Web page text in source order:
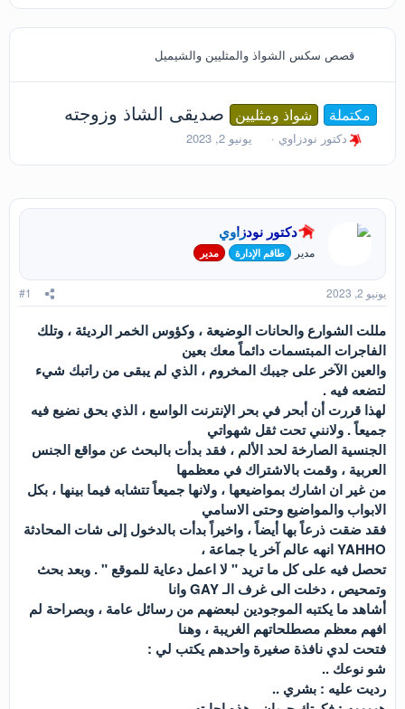
قصص سكس الشواذ والمثليين والشيميل
مكتملة شواذ ومثليين صديقى الشاذ وزوجته
ب
د
ا
م
و
ع
دكتور نودزاوي
ت
ر
خ
ل
ب
د
ء
يونيو 2, 2023
دكتور نودزاوي
مدير طاقم الإدارة مدير
يونيو 2, 2023 #1
مللت الشوارع والحانات الوضيعة ، وكؤوس الخمر الرديئة ، وتلك
الفاجرات المبتسمات دائماً معك بعين
والعين الآخر على جيبك المخروم ، الذي لم يبقى من راتبك شيء
لتضعه فيه .
لهذا قررت أن أبحر في بحر الإنترنت الواسع ، الذي بحق نضيع فيه
جميعاً . ولانني تحت ثقل شهواتي
الجنسية الصارخة لحد الألم ، فقد بدأت بالبحث عن مواقع الجنس
العربية ، وقمت بالاشتراك في معظمها
من غير ان اشارك بمواضيعها ، ولانها جميعاً تتشابه فيما بينها ، بكل
الابواب والمواضيع وحتى الاسامي
فقد ضقت ذرعاً بها أيضاً ، واخيراً بدأت بالدخول إلى شات المحادثة
YAHHO انهه عالم آخر يا جماعة ،
تحصل فيه على كل ما تريد " لا اعمل دعاية للموقع " . وبعد بحث
وتمحيص ، دخلت الى غرف الـ GAY وانا
أشاهد ما يكتبه الموجودين لبعضهم من رسائل عامة ، وبصراحة لم
افهم معظم مصطلحاتهم الغريبة ، وهنا
فتحت لدي نافذة صغيرة واحدهم يكتب لي :
شو نوعك ..
رديت عليه : بشري ..